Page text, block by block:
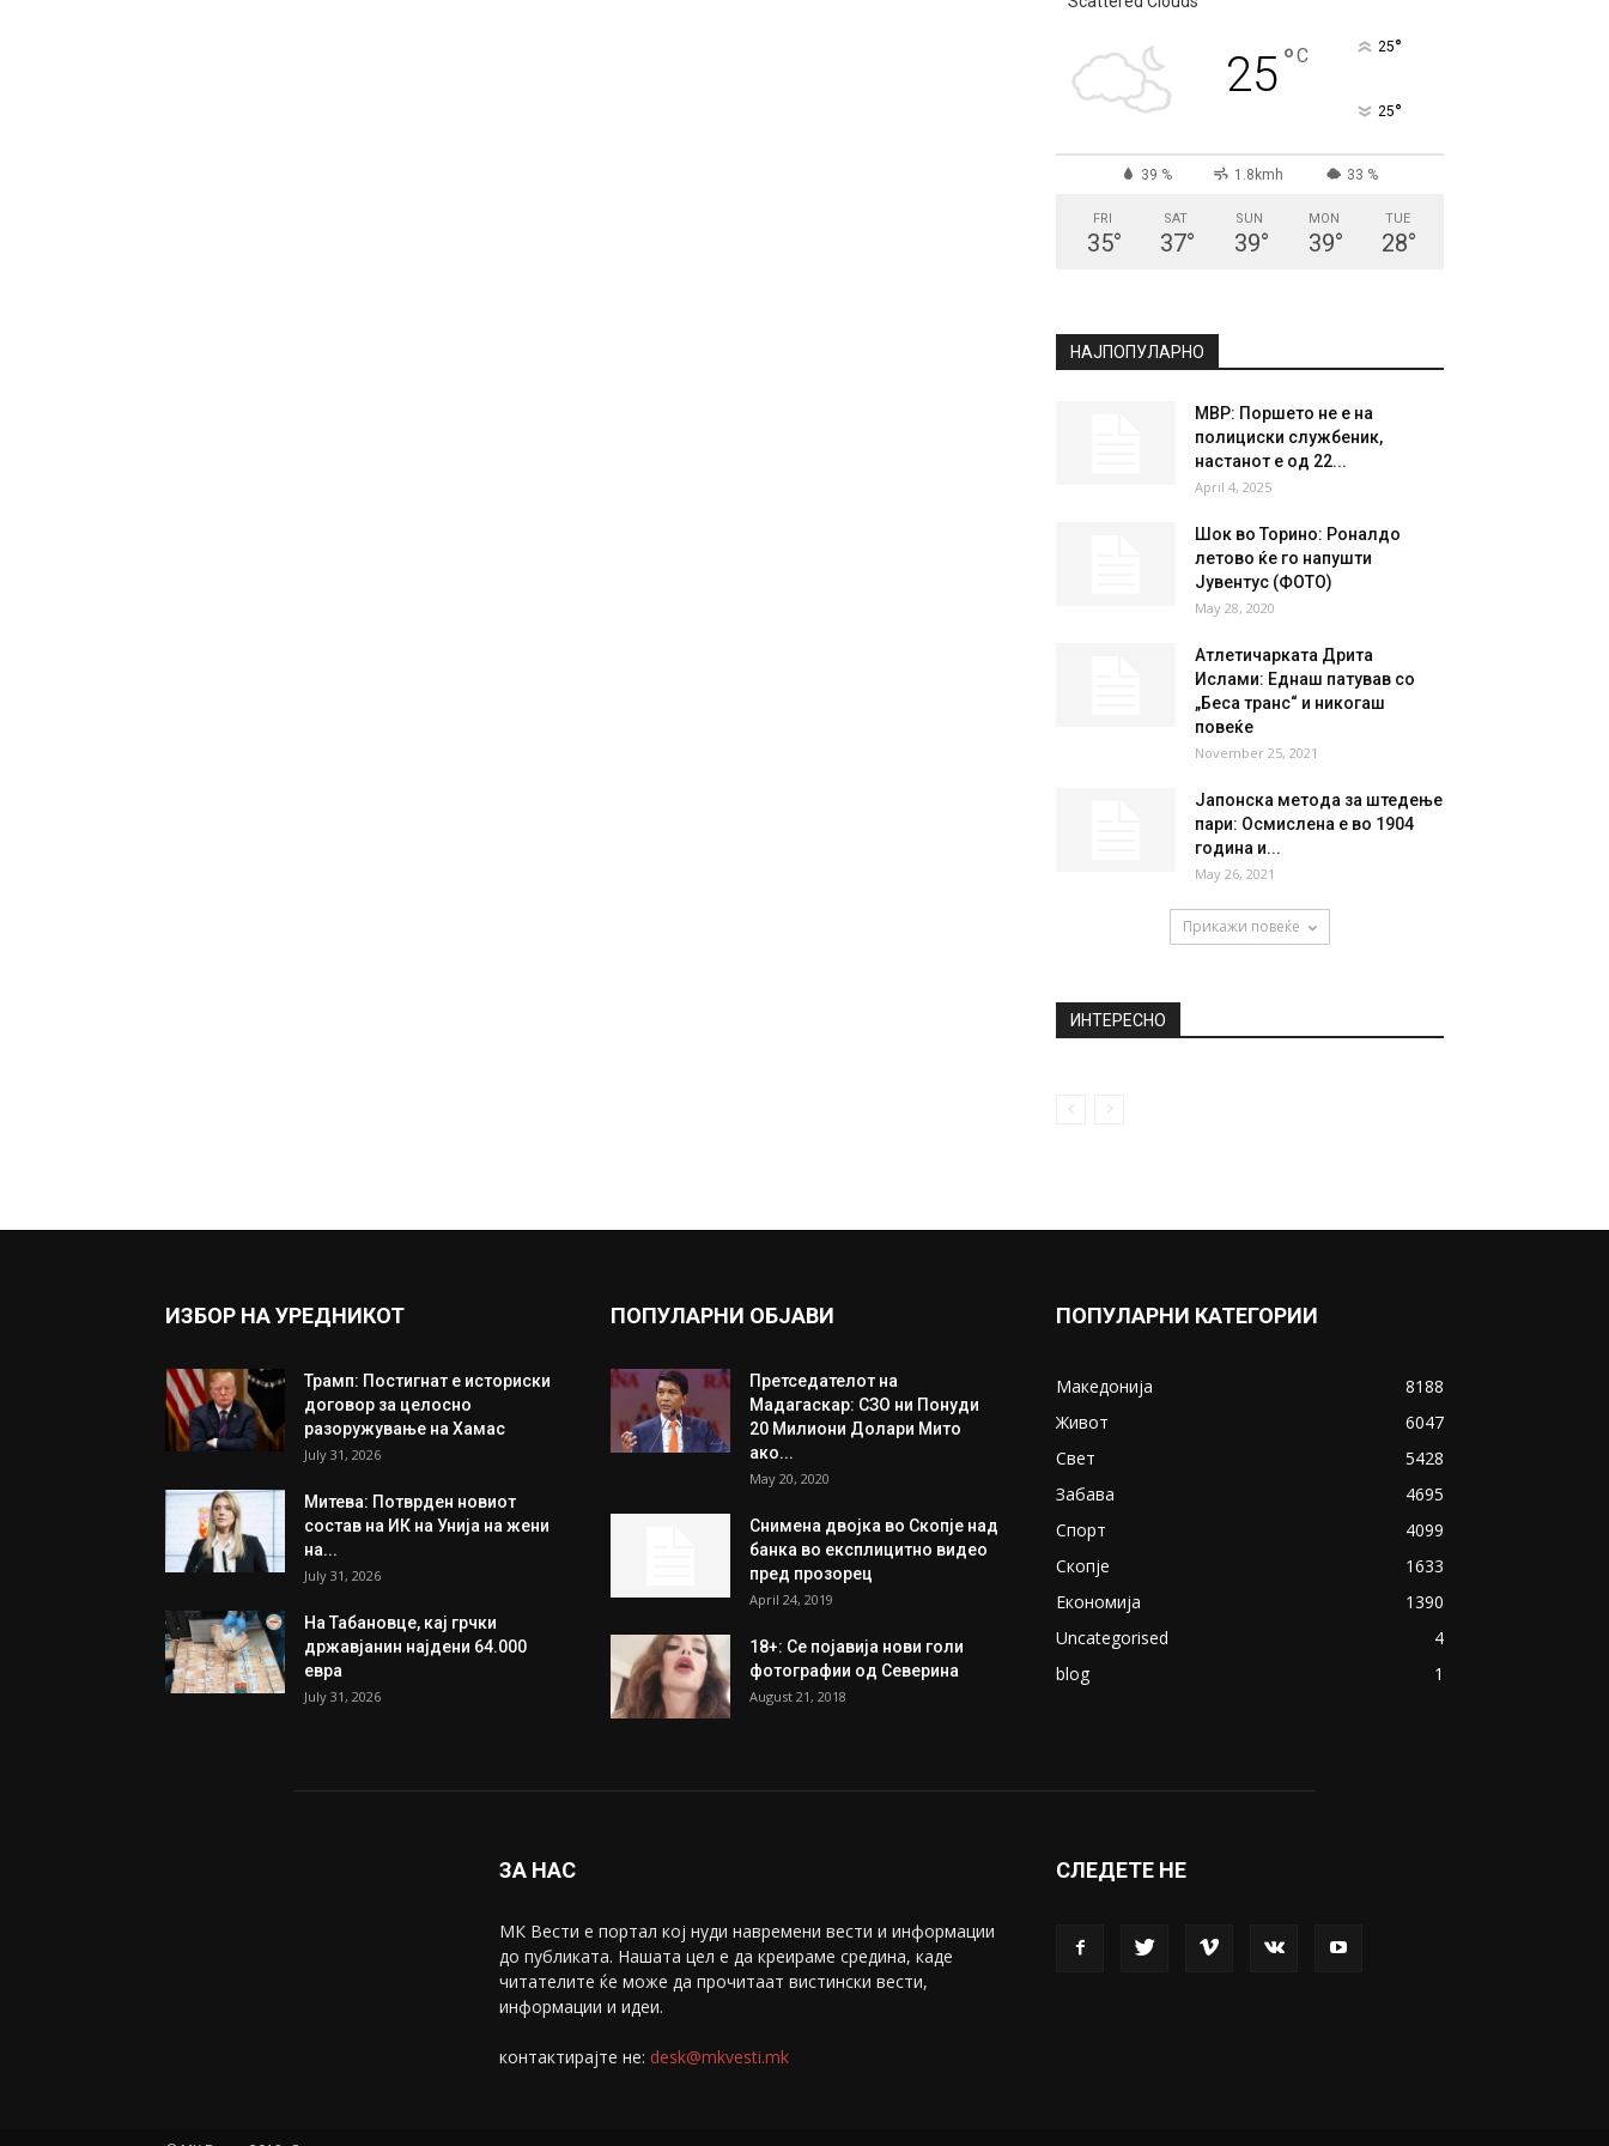
25°C 25°
25°
39 % 1.8kmh 33 %
FRI
35°
SAT
37°
SUN
39°
MON
39°
TUE
28°
НАЈПОПУЛАРНО
МВР: Поршето не е на
полициски службеник,
настанот е од 22...
April 4, 2025
Шок во Торино: Роналдо
летово ќе го напушти
Јувентус (ФОТО)
May 28, 2020
Атлетичарката Дрита
Ислами: Еднаш патував со
„Беса транс“ и никогаш
повеќе
November 25, 2021
Јапонска метода за штедење
пари: Осмислена е во 1904
година и...
May 26, 2021
Прикажи повеќе
ИНТЕРЕСНО
ИЗБОР НА УРЕДНИКОТ
Трамп: Постигнат е историски
договор за целосно
разоружување на Хамас
July 31, 2026
Митева: Потврден новиот
состав на ИК на Унија на жени
на...
July 31, 2026
На Табановце, кај грчки
државјанин најдени 64.000
евра
July 31, 2026
ПОПУЛАРНИ ОБЈАВИ
Претседателот на
Мадагаскар: СЗО ни Понуди
20 Милиони Долари Мито
ако...
May 20, 2020
Снимена двојка во Скопје над
банка во експлицитно видео
пред прозорец
April 24, 2019
18+: Се појавија нови голи
фотографии од Северина
August 21, 2018
ПОПУЛАРНИ КАТЕГОРИИ
Македонија
8188
Живот
6047
Свет
5428
Забава
4695
Спорт
4099
Скопје
1633
Економија
1390
Uncategorised
4
blog
1
ЗА НАС
МК Вести е портал коj нуди навремени вести и информации
до публиката. Нашата цел е да креираме средина, каде
читателите ќе може да прочитаат вистински вести,
информации и идеи.
контактирајте не: desk@mkvesti.mk
СЛЕДЕТЕ НЕ